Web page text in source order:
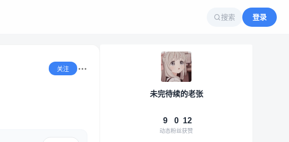
搜索 登录
关注
未完待续的老张
9
动态
0
粉丝
12
获赞